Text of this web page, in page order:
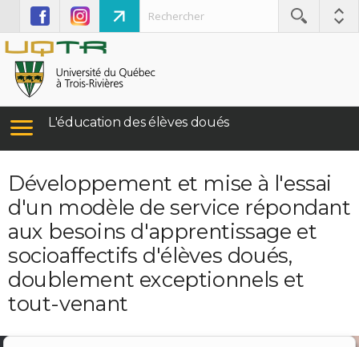
L'éducation des élèves doués
Développement et mise à l'essai
d'un modèle de service répondant
aux besoins d'apprentissage et
socioaffectifs d'élèves doués,
doublement exceptionnels et
tout-venant